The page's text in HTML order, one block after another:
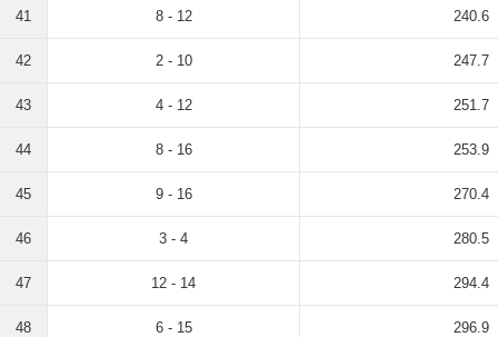
41 8 - 12 240.6
42 2 - 10 247.7
43 4 - 12 251.7
44 8 - 16 253.9
45 9 - 16 270.4
46 3 - 4 280.5
47 12 - 14 294.4
48 6 - 15 296.9